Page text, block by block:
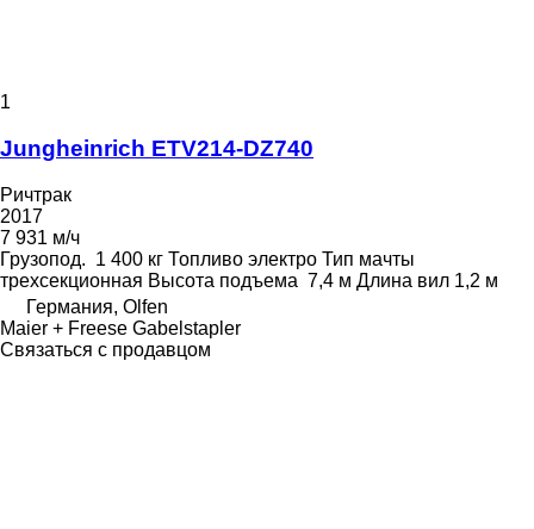
1
Jungheinrich ETV214-DZ740
Ричтрак
2017
7 931 м/ч
Грузопод. 1 400 кг Топливо электро Тип мачты
трехсекционная Высота подъема 7,4 м Длина вил 1,2 м
Германия, Olfen
Maier + Freese Gabelstapler
Связаться с продавцом